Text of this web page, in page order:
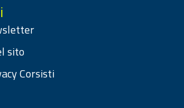
sito
Corsisti